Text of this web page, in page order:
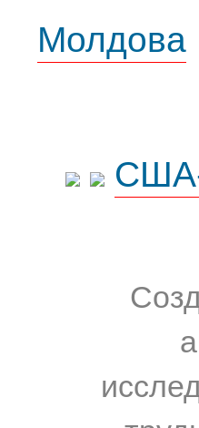
Молдова